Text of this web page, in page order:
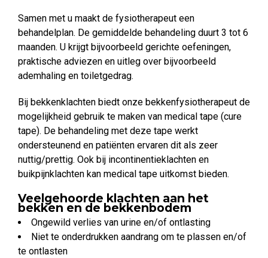
Samen met u maakt de fysiotherapeut een
behandelplan. De gemiddelde behandeling duurt 3 tot 6
maanden. U krijgt bijvoorbeeld gerichte oefeningen,
praktische adviezen en uitleg over bijvoorbeeld
ademhaling en toiletgedrag.
Bij bekkenklachten biedt onze bekkenfysiotherapeut de
mogelijkheid gebruik te maken van medical tape (cure
tape). De behandeling met deze tape werkt
ondersteunend en patiënten ervaren dit als zeer
nuttig/prettig. Ook bij incontinentieklachten en
buikpijnklachten kan medical tape uitkomst bieden.
Veelgehoorde klachten aan het
bekken en de bekkenbodem
Ongewild verlies van urine en/of ontlasting
Niet te onderdrukken aandrang om te plassen en/of
te ontlasten